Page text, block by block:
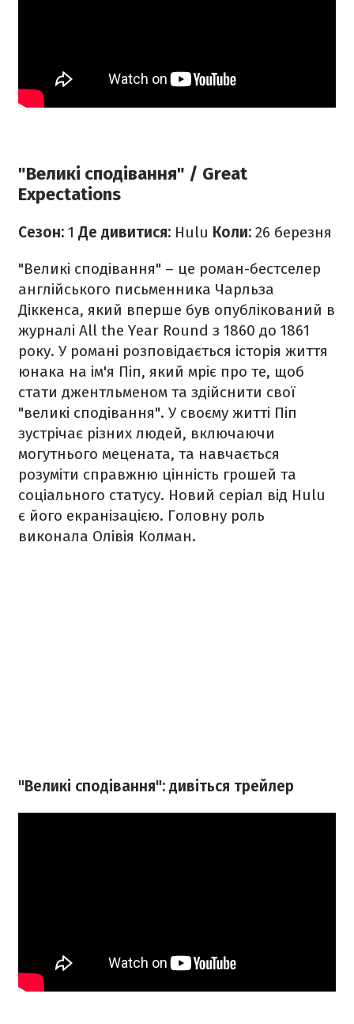
"Великі сподівання" / Great
Expectations
Сезон: 1 Де дивитися: Hulu Коли: 26 березня
"Великі сподівання" – це роман-бестселер
англійського письменника Чарльза
Діккенса, який вперше був опублікований в
журналі All the Year Round з 1860 до 1861
року. У романі розповідається історія життя
юнака на ім'я Піп, який мріє про те, щоб
стати джентльменом та здійснити свої
"великі сподівання". У своєму житті Піп
зустрічає різних людей, включаючи
могутнього мецената, та навчається
розуміти справжню цінність грошей та
соціального статусу. Новий серіал від Hulu
є його екранізацією. Головну роль
виконала Олівія Колман.
"Великі сподівання": дивіться трейлер